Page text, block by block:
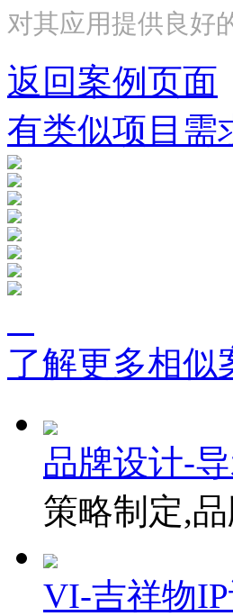
对其应用提供良好
返回案例页面
有类似项目需
了解更多相似
品牌设计-
策略制定,
VI-吉祥物